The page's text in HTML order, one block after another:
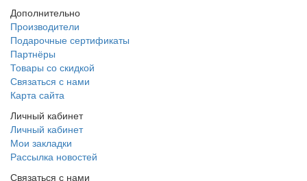
Дополнительно
Производители
Подарочные сертификаты
Партнёры
Товары со скидкой
Связаться с нами
Карта сайта
Личный кабинет
Личный кабинет
Мои закладки
Рассылка новостей
Связаться с нами